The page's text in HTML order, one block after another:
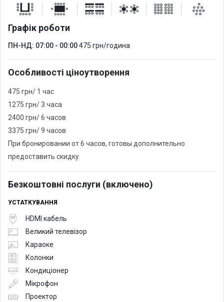
Графік роботи
ПН-НД: 07:00 - 00:00475 грн/година
Особливості ціноутворення
475 грн/ 1 час
1275 грн/ 3 часа
2400 грн/ 6 часов
3375 грн/ 9 часов
При бронировании от 6 часов, готовы дополнительно
предоставить скидку.
Безкоштовні послуги (включено)
УСТАТКУВАННЯ
HDMI кабель
Великий телевізор
Караоке
Колонки
Кондиціонер
Мікрофон
Проектор